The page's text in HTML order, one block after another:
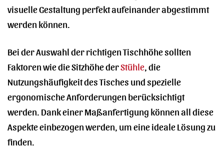
visuelle Gestaltung perfekt aufeinander abgestimmt
werden können.
Bei der Auswahl der richtigen Tischhöhe sollten
Faktoren wie die Sitzhöhe derStühle , die
Nutzungshäufigkeit des Tisches und spezielle
ergonomische Anforderungen berücksichtigt
werden. Dank einer Maßanfertigung können all diese
Aspekte einbezogen werden, um eine ideale Lösung zu
finden.